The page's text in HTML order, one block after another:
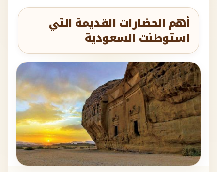
أهم الحضارات القديمة التي
استوطنت السعودية